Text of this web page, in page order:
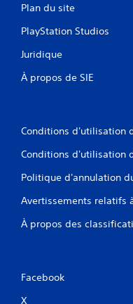
Plan du site
PlayStation Studios
Juridique
À propos de SIE
Conditions d'utilisation
Conditions d'utilisation
Politique d'annulation
Avertissements relatifs
À propos des
Facebook
X